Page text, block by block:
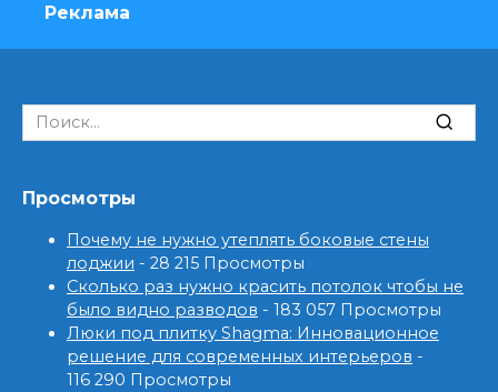
Реклама
Search
for:
Просмотры
Почему не нужно утеплять боковые стены
лоджии - 28 215 Просмотры
Сколько раз нужно красить потолок чтобы не
было видно разводов - 183 057 Просмотры
Люки под плитку Shagma: Инновационное
решение для современных интерьеров -
116 290 Просмотры